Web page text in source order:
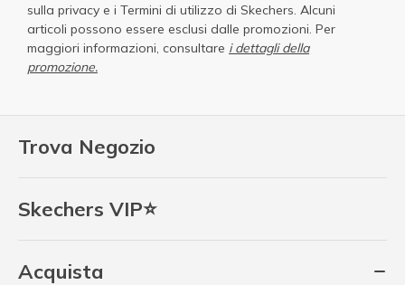
Trova Negozio
Skechers VIP⭐
Acquista
sulla privacy e i Termini di utilizzo di Skechers. Alcuni
articoli possono essere esclusi dalle promozioni. Per
maggiori informazioni, consultare i dettagli della
promozione.